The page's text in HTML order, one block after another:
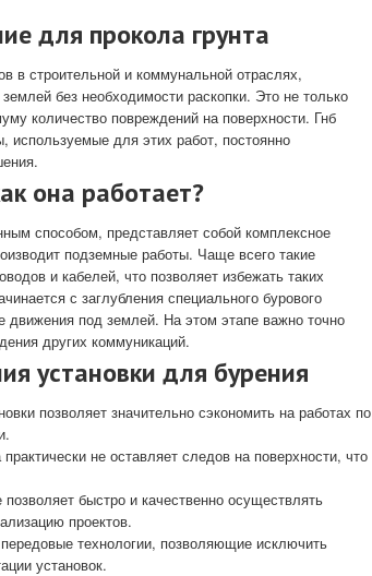
для прокола грунта
в строительной и коммунальной отраслях,
без необходимости раскопки. Это не только
количество повреждений на поверхности. Гнб
используемые для этих работ, постоянно
она работает?
способом, представляет собой комплексное
подземные работы. Чаще всего такие
и кабелей, что позволяет избежать таких
с заглубления специального бурового
движения под землей. На этом этапе важно точно
других коммуникаций.
установки для бурения
позволяет значительно сэкономить на работах по
не оставляет следов на поверхности, что
быстро и качественно осуществлять
проектов.
технологии, позволяющие исключить
установок.